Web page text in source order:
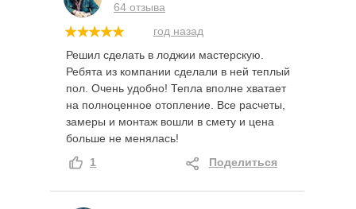
64 отзыва
год назад
Решил сделать в лоджии мастерскую.
Ребята из компании сделали в ней теплый
пол. Очень удобно! Тепла вполне хватает
на полноценное отопление. Все расчеты,
замеры и монтаж вошли в смету и цена
больше не менялась!
1
Поделиться